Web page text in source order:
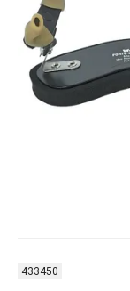
433450